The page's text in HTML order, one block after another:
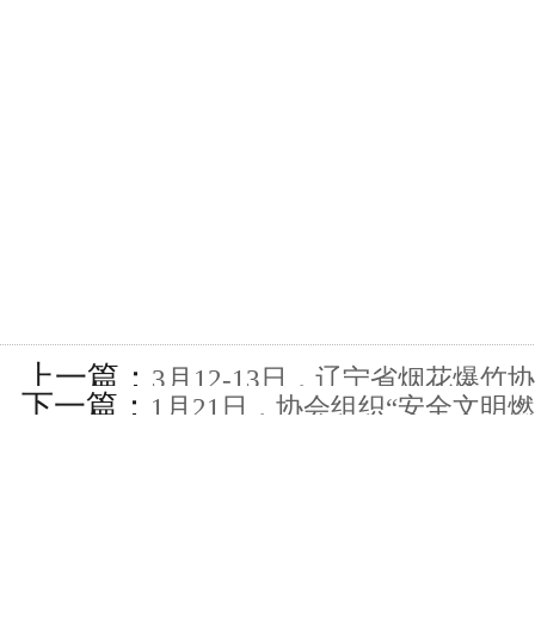
上一篇： 3月12-13日，辽宁省烟花爆竹
会议在沈阳工会大厦召开。
下一篇： 1月21日，协会组织“安全文明